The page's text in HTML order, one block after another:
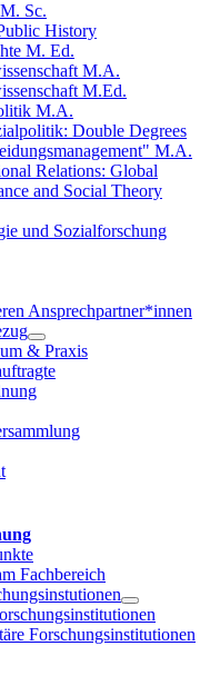
Sc.
History
M. Ed.
M.A.
M.Ed.
M.A.
Double Degrees
M.A.
Relations: Global
and Social Theory
und Sozialforschung
Ansprechpartner*innen
& Praxis
Fachbereich
Forschungsinstitutionen